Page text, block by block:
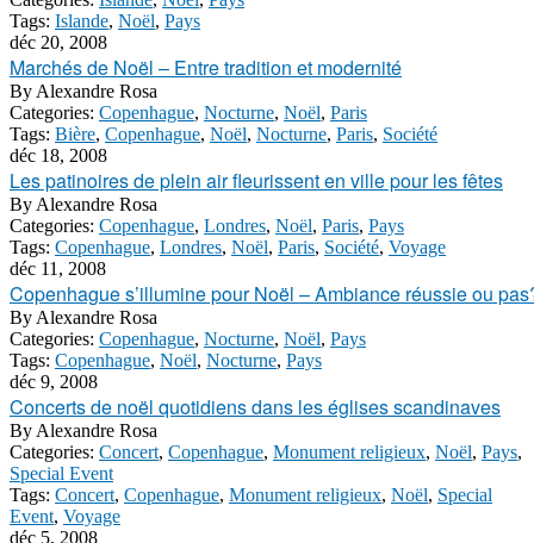
Tags: Islande, Noël, Pays
déc 20, 2008
Marchés de Noël – Entre tradition et modernité
By Alexandre Rosa
Categories: Copenhague, Nocturne, Noël, Paris
Tags: Bière, Copenhague, Noël, Nocturne, Paris, Société
déc 18, 2008
Les patinoires de plein air fleurissent en ville pour les fêtes
By Alexandre Rosa
Categories: Copenhague, Londres, Noël, Paris, Pays
Tags: Copenhague, Londres, Noël, Paris, Société, Voyage
déc 11, 2008
Copenhague s’illumine pour Noël – Ambiance réussie ou
By Alexandre Rosa
Categories: Copenhague, Nocturne, Noël, Pays
Tags: Copenhague, Noël, Nocturne, Pays
déc 9, 2008
Concerts de noël quotidiens dans les églises scandinaves
By Alexandre Rosa
Categories: Concert, Copenhague, Monument religieux, Noël, Pays,
Special Event
Tags: Concert, Copenhague, Monument religieux, Noël, Special
Event, Voyage
déc 5, 2008